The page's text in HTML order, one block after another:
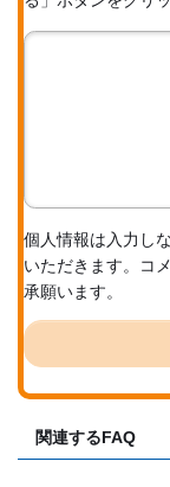
個人情報は入力し
いただきます。コ
承願います。
関連するFAQ